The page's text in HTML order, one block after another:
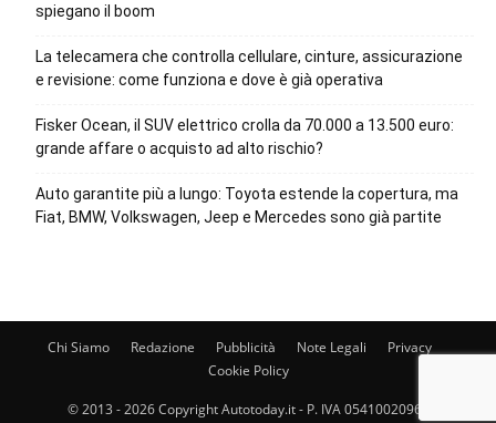
spiegano il boom
La telecamera che controlla cellulare, cinture, assicurazione
e revisione: come funziona e dove è già operativa
Fisker Ocean, il SUV elettrico crolla da 70.000 a 13.500 euro:
grande affare o acquisto ad alto rischio?
Auto garantite più a lungo: Toyota estende la copertura, ma
Fiat, BMW, Volkswagen, Jeep e Mercedes sono già partite
Chi Siamo Redazione Pubblicità Note Legali
Privacy
Cookie Policy
© 2013 - 2026 Copyright Autotoday.it - P. IVA 05410020969